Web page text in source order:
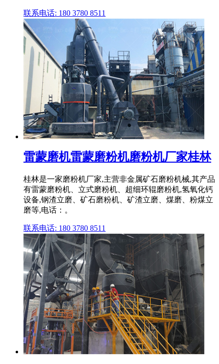
联系电话: 180 3780 8511
雷蒙磨机雷蒙磨粉机磨粉机厂家桂林
桂林是一家磨粉机厂家,主营非金属矿石磨粉机械,其产品
有雷蒙磨粉机、立式磨粉机、超细环辊磨粉机,氢氧化钙
设备,钢渣立磨、矿石磨粉机、矿渣立磨、煤磨、粉煤立
磨等,电话：。
联系电话: 180 3780 8511